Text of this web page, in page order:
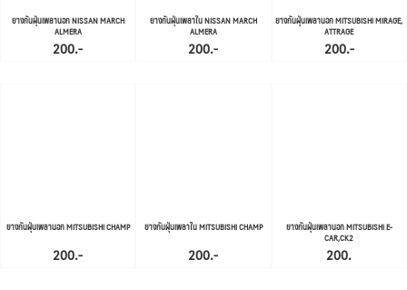
ยางกันฝุ่นเพลานอก NISSAN MARCH
ALMERA
200.-
ยางกันฝุ่นเพลาใน NISSAN MARCH
ALMERA
200.-
ยางกันฝุ่นเพลานอก MITSUBISHI MIRAGE,
ATTRAGE
200.-
ยางกันฝุ่นเพลานอก MITSUBISHI CHAMP
200.-
ยางกันฝุ่นเพลาใน MITSUBISHI CHAMP
200.-
ยางกันฝุ่นเพลานอก MITSUBISHI E-
CAR,CK2
200.